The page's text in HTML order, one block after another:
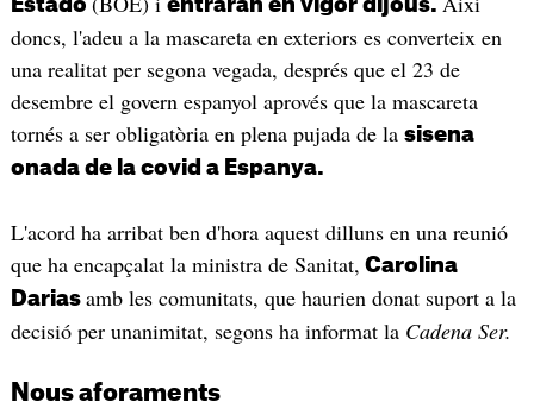
Estado
entraran en vigor dijous.
doncs, l'adeu a la mascareta en exteriors es converteix en
una realitat per segona vegada, després que el 23 de
desembre el govern espanyol aprovés que la mascareta
tornés a ser obligatòria en plena pujada de la sisena
onada de la covid a Espanya.
L'acord ha arribat ben d'hora aquest dilluns en una reunió
que ha encapçalat la ministra de Sanitat, Carolina
Darias amb les comunitats, que haurien donat suport a la
decisió per unanimitat, segons ha informat la Cadena Ser.
Nous aforaments